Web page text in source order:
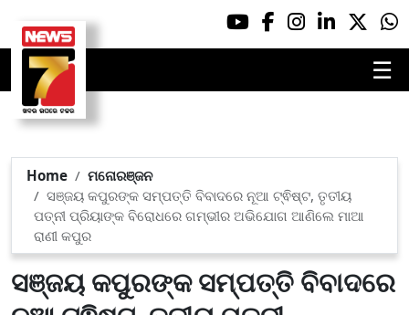
☰
Home
ମନୋରଞ୍ଜନ
ସଞ୍ଜୟ କପୁରଙ୍କ ସମ୍ପତ୍ତି ବିବାଦରେ ନୂଆ ଟ୍ଵିଷ୍ଟ, ତୃତୀୟ
ପତ୍ନୀ ପ୍ରିୟାଙ୍କ ବିରୋଧରେ ଗମ୍ଭୀର ଅଭିଯୋଗ ଆଣିଲେ ମାଆ
ରାଣୀ କପୁର
ସଞ୍ଜୟ କପୁରଙ୍କ ସମ୍ପତ୍ତି ବିବାଦରେ